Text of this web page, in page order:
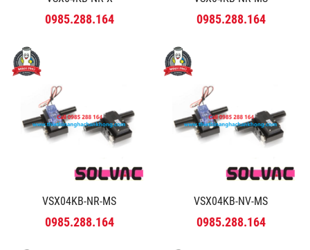
0985.288.164 0985.288.164
VSX04KB-NR-MS
0985.288.164
VSX04KB-NV-MS
0985.288.164